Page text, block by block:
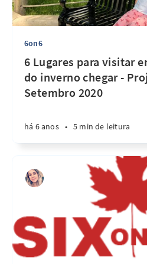
6on6
6 Lugares para visitar
do inverno chegar -
Setembro 2020
há 6 anos • 5 min de leitura